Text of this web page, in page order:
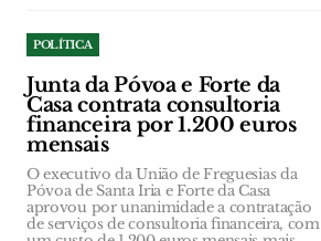
POLÍTICA
Junta da Póvoa e Forte da
Casa contrata consultoria
financeira por 1.200 euros
mensais
O executivo da União de Freguesias da
Póvoa de Santa Iria e Forte da Casa
aprovou por unanimidade a contratação
de serviços de consultoria financeira, com